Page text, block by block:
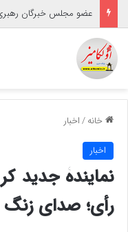
عضو مجلس خبرگان
خانه/اخبار
اخبار
رأی؛ صدای زنگ